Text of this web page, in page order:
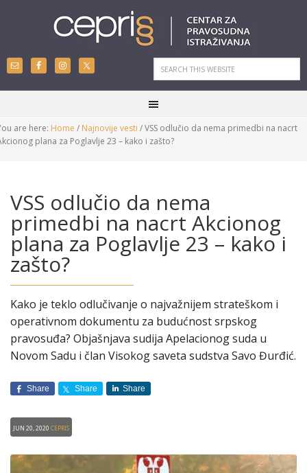
are here: Home / Najnovije vesti /VSS odlučio da nema primedbi na nacrt
plana za Poglavlje 23 – kako i zašto?
VSS odlučio da nema
primedbi na nacrt Akcionog
plana za Poglavlje 23 – kako i
zašto?
Kako je teklo odlučivanje o najvažnijem strateškom i
operativnom dokumentu za budućnost srpskog
pravosuđa? Objašnjava sudija Apelacionog suda u
Novom Sadu i član Visokog saveta sudstva Savo Đurđić.
Share Share Share
Jun 20, 2020CEPRIS